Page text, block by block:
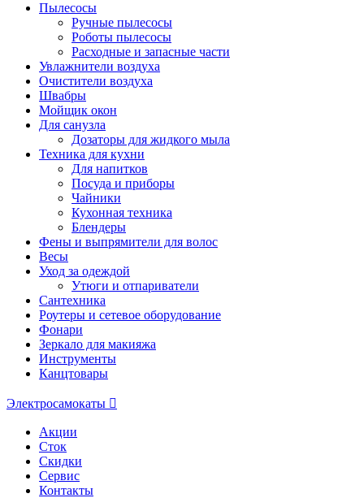
Пылесосы
Ручные пылесосы
Роботы пылесосы
Расходные и запасные части
Увлажнители воздуха
Очистители воздуха
Швабры
Мойщик окон
Для санузла
Дозаторы для жидкого мыла
Техника для кухни
Для напитков
Посуда и приборы
Чайники
Кухонная техника
Блендеры
Фены и выпрямители для волос
Весы
Уход за одеждой
Утюги и отпариватели
Сантехника
Роутеры и сетевое оборудование
Фонари
Зеркало для макияжа
Инструменты
Канцтовары
Электросамокаты
Акции
Сток
Скидки
Сервис
Контакты